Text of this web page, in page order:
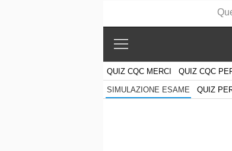
QUIZ CQC MERCI QUIZ CQC
SIMULAZIONE ESAME QUIZ